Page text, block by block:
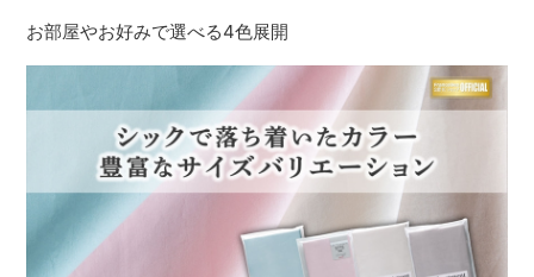
お部屋やお好みで選べる4色展開